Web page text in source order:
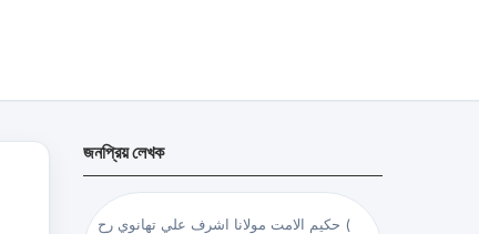
জনপ্রিয় লেখক
حكيم الامت مولانا اشرف علي تهانوي رح (